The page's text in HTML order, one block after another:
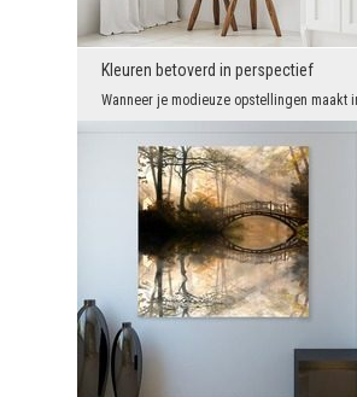
Kleuren betoverd in perspectief